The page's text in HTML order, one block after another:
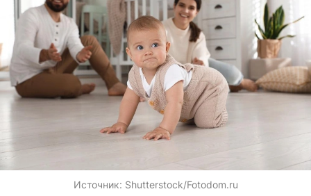
Источник: Shutterstock/Fotodom.ru